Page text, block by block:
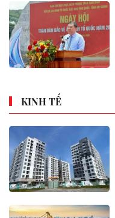
KINH TẾ